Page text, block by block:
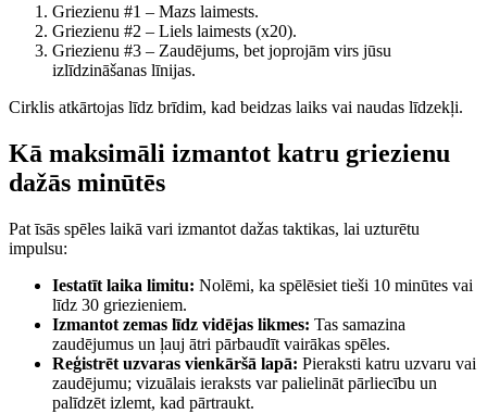
Griezienu #1 – Mazs laimests.
Griezienu #2 – Liels laimests (x20).
Griezienu #3 – Zaudējums, bet joprojām virs jūsu
izlīdzināšanas līnijas.
Cirklis atkārtojas līdz brīdim, kad beidzas laiks vai naudas līdzekļi.
Kā maksimāli izmantot katru griezienu
dažās minūtēs
Pat īsās spēles laikā vari izmantot dažas taktikas, lai uzturētu
impulsu:
Iestatīt laika limitu: Nolēmi, ka spēlēsiet tieši 10 minūtes vai
līdz 30 griezieniem.
Izmantot zemas līdz vidējas likmes: Tas samazina
zaudējumus un ļauj ātri pārbaudīt vairākas spēles.
Reģistrēt uzvaras vienkāršā lapā: Pieraksti katru uzvaru vai
zaudējumu; vizuālais ieraksts var palielināt pārliecību un
palīdzēt izlemt, kad pārtraukt.